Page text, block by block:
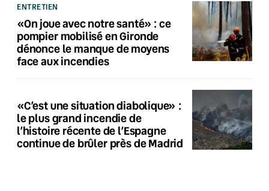
ENTRETIEN
«On joue avec notre santé» : ce
pompier mobilisé en Gironde
dénonce le manque de moyens
face aux incendies
«C’est une situation diabolique» :
le plus grand incendie de
l’histoire récente de l’Espagne
continue de brûler près de Madrid